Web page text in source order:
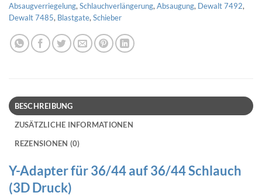
Absaugverriegelung, Schlauchverlängerung, Absaugung, Dewalt 7492,
Dewalt 7485, Blastgate, Schieber
BESCHREIBUNG
ZUSÄTZLICHE INFORMATIONEN
REZENSIONEN (0)
Y-Adapter für 36/44 auf 36/44 Schlauch
(3D Druck)